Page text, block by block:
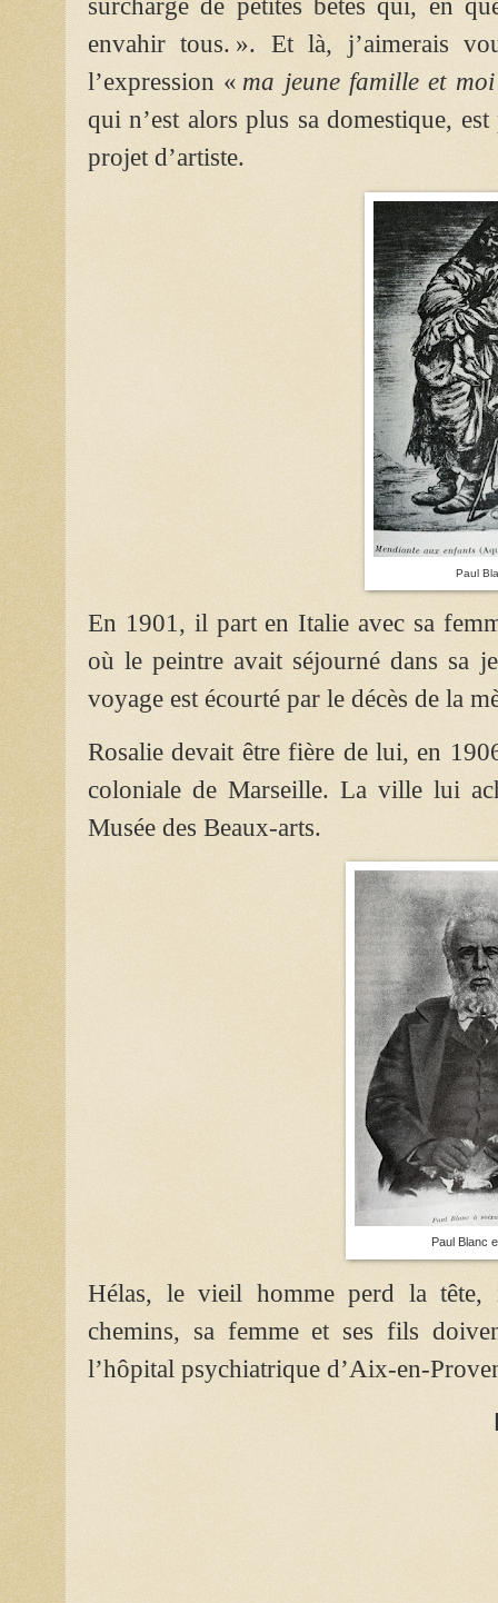
surcharge de petites bêtes qui, en
envahir tous. ». Et là, j’aimerais
l’expression « ma jeune famille et
qui n’est alors plus sa domestique,
projet d’artiste.
Paul
En 1901, il part en Italie avec sa
où le peintre avait séjourné dans sa
voyage est écourté par le décès de la
Rosalie devait être fière de lui, en
coloniale de Marseille. La ville lui
Musée des Beaux-arts.
Paul Blanc
Hélas, le vieil homme perd la
chemins, sa femme et ses fils
l’hôpital psychiatrique d’Aix-en-